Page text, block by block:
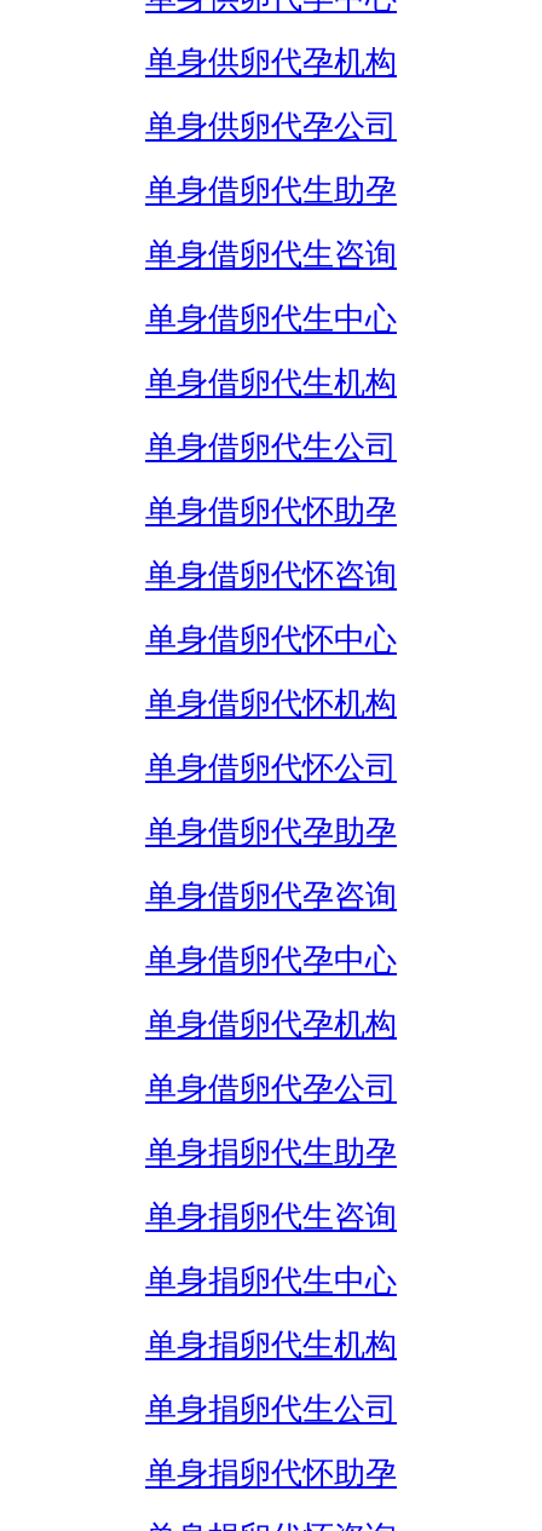
单身供卵代孕机构
单身供卵代孕公司
单身借卵代生助孕
单身借卵代生咨询
单身借卵代生中心
单身借卵代生机构
单身借卵代生公司
单身借卵代怀助孕
单身借卵代怀咨询
单身借卵代怀中心
单身借卵代怀机构
单身借卵代怀公司
单身借卵代孕助孕
单身借卵代孕咨询
单身借卵代孕中心
单身借卵代孕机构
单身借卵代孕公司
单身捐卵代生助孕
单身捐卵代生咨询
单身捐卵代生中心
单身捐卵代生机构
单身捐卵代生公司
单身捐卵代怀助孕